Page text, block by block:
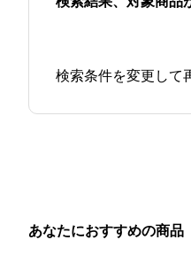
検索条件を変更して
あなたにおすすめの商品